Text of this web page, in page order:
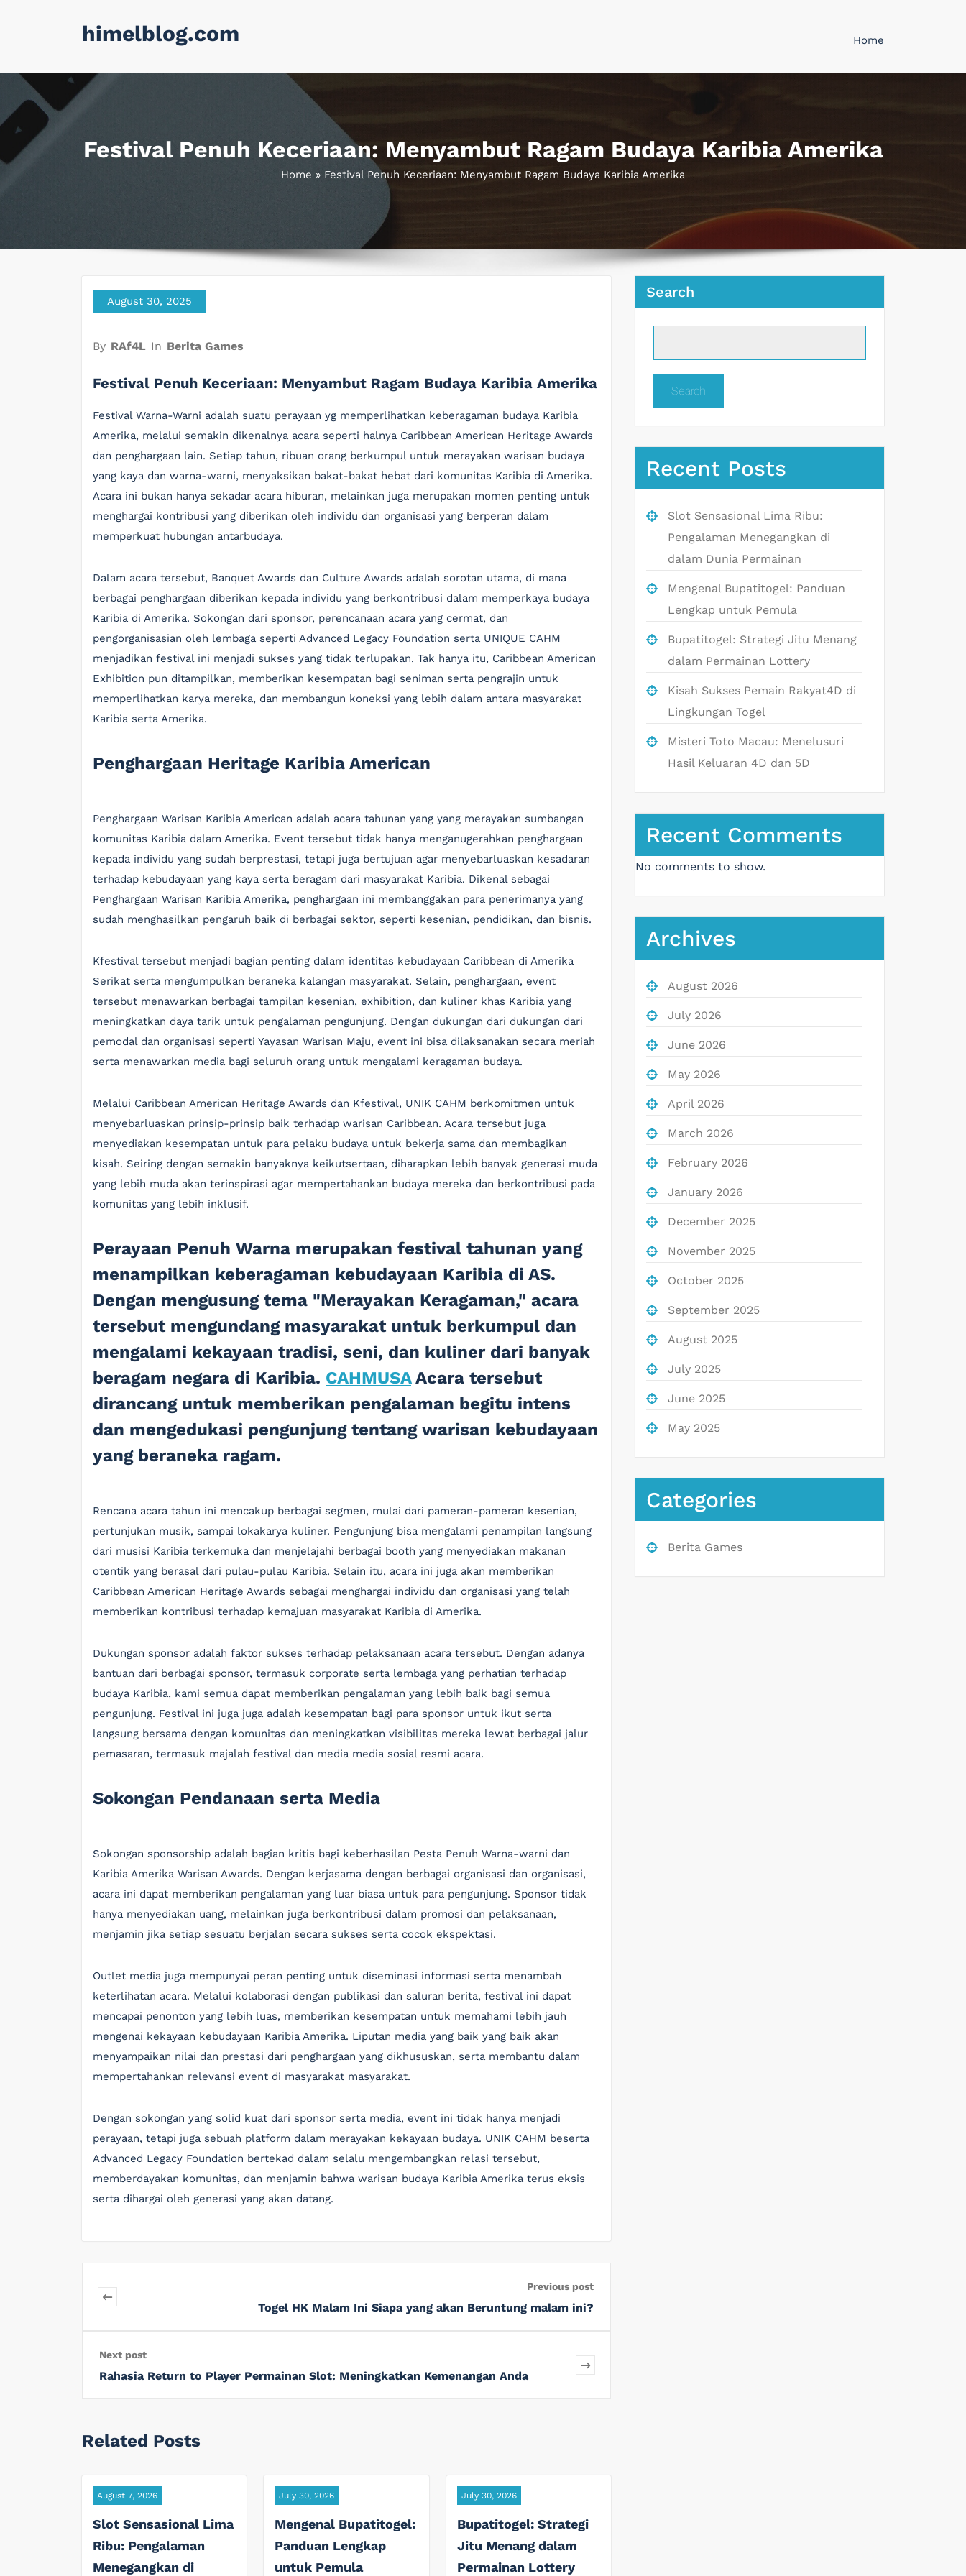
himelblog.com Home
Festival Penuh Keceriaan: Menyambut Ragam Budaya Karibia Amerika
Home » Festival Penuh Keceriaan: Menyambut Ragam Budaya Karibia Amerika
August 30, 2025
By RAf4L In Berita Games
Festival Penuh Keceriaan: Menyambut Ragam Budaya Karibia Amerika
Festival Warna-Warni adalah suatu perayaan yg memperlihatkan keberagaman budaya Karibia
Amerika, melalui semakin dikenalnya acara seperti halnya Caribbean American Heritage Awards
dan penghargaan lain. Setiap tahun, ribuan orang berkumpul untuk merayakan warisan budaya
yang kaya dan warna-warni, menyaksikan bakat-bakat hebat dari komunitas Karibia di Amerika.
Acara ini bukan hanya sekadar acara hiburan, melainkan juga merupakan momen penting untuk
menghargai kontribusi yang diberikan oleh individu dan organisasi yang berperan dalam
memperkuat hubungan antarbudaya.
Dalam acara tersebut, Banquet Awards dan Culture Awards adalah sorotan utama, di mana
berbagai penghargaan diberikan kepada individu yang berkontribusi dalam memperkaya budaya
Karibia di Amerika. Sokongan dari sponsor, perencanaan acara yang cermat, dan
pengorganisasian oleh lembaga seperti Advanced Legacy Foundation serta UNIQUE CAHM
menjadikan festival ini menjadi sukses yang tidak terlupakan. Tak hanya itu, Caribbean American
Exhibition pun ditampilkan, memberikan kesempatan bagi seniman serta pengrajin untuk
memperlihatkan karya mereka, dan membangun koneksi yang lebih dalam antara masyarakat
Karibia serta Amerika.
Penghargaan Heritage Karibia American
Penghargaan Warisan Karibia American adalah acara tahunan yang yang merayakan sumbangan
komunitas Karibia dalam Amerika. Event tersebut tidak hanya menganugerahkan penghargaan
kepada individu yang sudah berprestasi, tetapi juga bertujuan agar menyebarluaskan kesadaran
terhadap kebudayaan yang kaya serta beragam dari masyarakat Karibia. Dikenal sebagai
Penghargaan Warisan Karibia Amerika, penghargaan ini membanggakan para penerimanya yang
sudah menghasilkan pengaruh baik di berbagai sektor, seperti kesenian, pendidikan, dan bisnis.
Kfestival tersebut menjadi bagian penting dalam identitas kebudayaan Caribbean di Amerika
Serikat serta mengumpulkan beraneka kalangan masyarakat. Selain, penghargaan, event
tersebut menawarkan berbagai tampilan kesenian, exhibition, dan kuliner khas Karibia yang
meningkatkan daya tarik untuk pengalaman pengunjung. Dengan dukungan dari dukungan dari
pemodal dan organisasi seperti Yayasan Warisan Maju, event ini bisa dilaksanakan secara meriah
serta menawarkan media bagi seluruh orang untuk mengalami keragaman budaya.
Melalui Caribbean American Heritage Awards dan Kfestival, UNIK CAHM berkomitmen untuk
menyebarluaskan prinsip-prinsip baik terhadap warisan Caribbean. Acara tersebut juga
menyediakan kesempatan untuk para pelaku budaya untuk bekerja sama dan membagikan
kisah. Seiring dengan semakin banyaknya keikutsertaan, diharapkan lebih banyak generasi muda
yang lebih muda akan terinspirasi agar mempertahankan budaya mereka dan berkontribusi pada
komunitas yang lebih inklusif.
Perayaan Penuh Warna merupakan festival tahunan yang
menampilkan keberagaman kebudayaan Karibia di AS.
Dengan mengusung tema "Merayakan Keragaman," acara
tersebut mengundang masyarakat untuk berkumpul dan
mengalami kekayaan tradisi, seni, dan kuliner dari banyak
beragam negara di Karibia. CAHMUSAAcara tersebut
dirancang untuk memberikan pengalaman begitu intens
dan mengedukasi pengunjung tentang warisan kebudayaan
yang beraneka ragam.
Rencana acara tahun ini mencakup berbagai segmen, mulai dari pameran-pameran kesenian,
pertunjukan musik, sampai lokakarya kuliner. Pengunjung bisa mengalami penampilan langsung
dari musisi Karibia terkemuka dan menjelajahi berbagai booth yang menyediakan makanan
otentik yang berasal dari pulau-pulau Karibia. Selain itu, acara ini juga akan memberikan
Caribbean American Heritage Awards sebagai menghargai individu dan organisasi yang telah
memberikan kontribusi terhadap kemajuan masyarakat Karibia di Amerika.
Dukungan sponsor adalah faktor sukses terhadap pelaksanaan acara tersebut. Dengan adanya
bantuan dari berbagai sponsor, termasuk corporate serta lembaga yang perhatian terhadap
budaya Karibia, kami semua dapat memberikan pengalaman yang lebih baik bagi semua
pengunjung. Festival ini juga juga adalah kesempatan bagi para sponsor untuk ikut serta
langsung bersama dengan komunitas dan meningkatkan visibilitas mereka lewat berbagai jalur
pemasaran, termasuk majalah festival dan media media sosial resmi acara.
Sokongan Pendanaan serta Media
Sokongan sponsorship adalah bagian kritis bagi keberhasilan Pesta Penuh Warna-warni dan
Karibia Amerika Warisan Awards. Dengan kerjasama dengan berbagai organisasi dan organisasi,
acara ini dapat memberikan pengalaman yang luar biasa untuk para pengunjung. Sponsor tidak
hanya menyediakan uang, melainkan juga berkontribusi dalam promosi dan pelaksanaan,
menjamin jika setiap sesuatu berjalan secara sukses serta cocok ekspektasi.
Outlet media juga mempunyai peran penting untuk diseminasi informasi serta menambah
keterlihatan acara. Melalui kolaborasi dengan publikasi dan saluran berita, festival ini dapat
mencapai penonton yang lebih luas, memberikan kesempatan untuk memahami lebih jauh
mengenai kekayaan kebudayaan Karibia Amerika. Liputan media yang baik yang baik akan
menyampaikan nilai dan prestasi dari penghargaan yang dikhususkan, serta membantu dalam
mempertahankan relevansi event di masyarakat masyarakat.
Dengan sokongan yang solid kuat dari sponsor serta media, event ini tidak hanya menjadi
perayaan, tetapi juga sebuah platform dalam merayakan kekayaan budaya. UNIK CAHM beserta
Advanced Legacy Foundation bertekad dalam selalu mengembangkan relasi tersebut,
memberdayakan komunitas, dan menjamin bahwa warisan budaya Karibia Amerika terus eksis
serta dihargai oleh generasi yang akan datang.
Previous post
Togel HK Malam Ini Siapa yang akan Beruntung malam ini?
Next post
Rahasia Return to Player Permainan Slot: Meningkatkan Kemenangan Anda
Related Posts
August 7, 2026
Slot Sensasional Lima
Ribu: Pengalaman
Menegangkan di
July 30, 2026
Mengenal Bupatitogel:
Panduan Lengkap
untuk Pemula
July 30, 2026
Bupatitogel: Strategi
Jitu Menang dalam
Permainan Lottery
Search
Search
Recent Posts
Slot Sensasional Lima Ribu:
Pengalaman Menegangkan di
dalam Dunia Permainan
Mengenal Bupatitogel: Panduan
Lengkap untuk Pemula
Bupatitogel: Strategi Jitu Menang
dalam Permainan Lottery
Kisah Sukses Pemain Rakyat4D di
Lingkungan Togel
Misteri Toto Macau: Menelusuri
Hasil Keluaran 4D dan 5D
Recent Comments
No comments to show.
Archives
August 2026
July 2026
June 2026
May 2026
April 2026
March 2026
February 2026
January 2026
December 2025
November 2025
October 2025
September 2025
August 2025
July 2025
June 2025
May 2025
Categories
Berita Games